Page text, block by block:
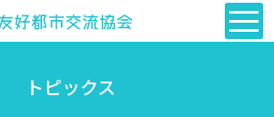
トピックス